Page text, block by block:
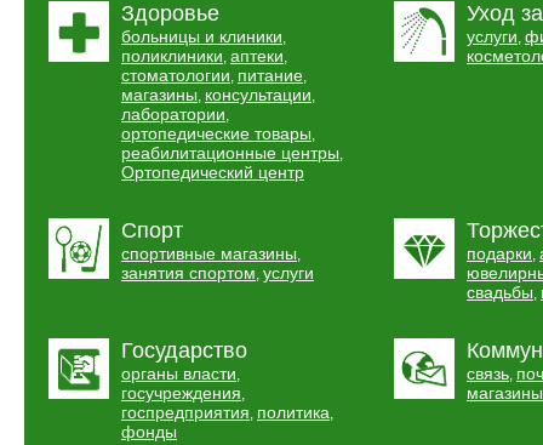
Здоровье
больницы и клиники,
поликлиники, аптеки,
стоматологии, питание,
магазины, консультации,
лаборатории,
ортопедические товары,
реабилитационные центры,
Ортопедический центр
Уход
услуги,
Спорт
спортивные магазины,
занятия спортом, услуги
подарки,
свадьбы,
Государство
органы власти,
госучреждения,
госпредприятия, политика,
фонды
связь,
магазины